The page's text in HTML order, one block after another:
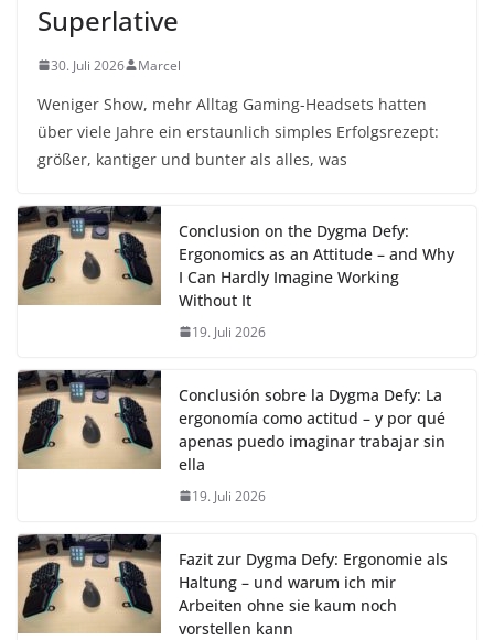
Superlative
30. Juli 2026 Marcel
Weniger Show, mehr Alltag Gaming-Headsets hatten
über viele Jahre ein erstaunlich simples Erfolgsrezept:
größer, kantiger und bunter als alles, was
Conclusion on the Dygma Defy:
Ergonomics as an Attitude – and Why
I Can Hardly Imagine Working
Without It
19. Juli 2026
Conclusión sobre la Dygma Defy: La
ergonomía como actitud – y por qué
apenas puedo imaginar trabajar sin
ella
19. Juli 2026
Fazit zur Dygma Defy: Ergonomie als
Haltung – und warum ich mir
Arbeiten ohne sie kaum noch
vorstellen kann